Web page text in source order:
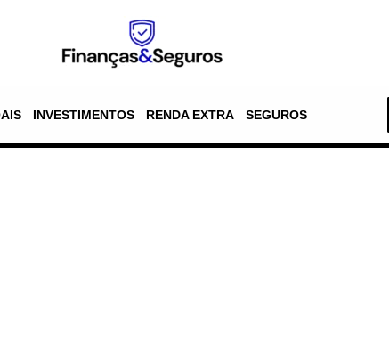
INVESTIMENTOS RENDA EXTRA SEGUROS